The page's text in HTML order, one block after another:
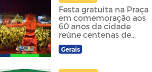
Festa gratuita na Praça
em comemoração aos
60 anos da cidade
reúne centenas de
pessoas
Gerais